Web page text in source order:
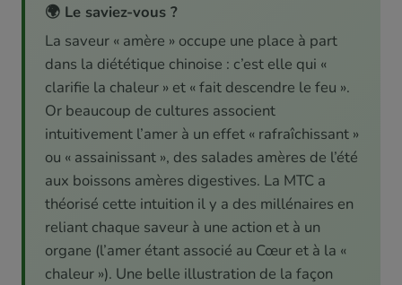
🌍 Le saviez-vous ?
La saveur « amère » occupe une place à part
dans la diététique chinoise : c’est elle qui «
clarifie la chaleur » et « fait descendre le feu ».
Or beaucoup de cultures associent
intuitivement l’amer à un effet « rafraîchissant »
ou « assainissant », des salades amères de l’été
aux boissons amères digestives. La MTC a
théorisé cette intuition il y a des millénaires en
reliant chaque saveur à une action et à un
organe (l’amer étant associé au Cœur et à la «
chaleur »). Une belle illustration de la façon